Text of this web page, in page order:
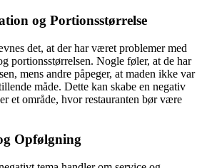
og Portionsstørrelse
det, at der har været problemer med
portionsstørrelsen. Nogle føler, at de har
mens andre påpeger, at maden ikke var
måde. Dette kan skabe en negativ
et område, hvor restauranten bør være
Opfølgning